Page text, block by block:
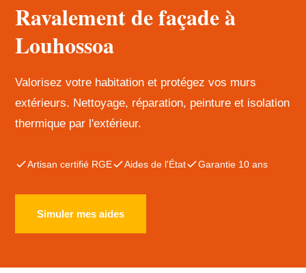
Ravalement de façade à
Louhossoa
Valorisez votre habitation et protégez vos murs
extérieurs. Nettoyage, réparation, peinture et isolation
thermique par l'extérieur.
Artisan certifié RGE Aides de l'État Garantie 10 ans
Simuler mes aides